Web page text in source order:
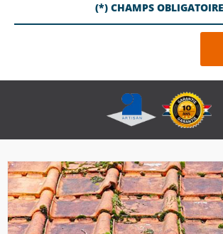
(*) CHAMPS OBLIGATOIRE